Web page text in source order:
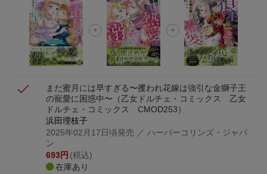
エントリー＆3,000円以上購入で無料データSIM（3GB/月プ
ラン）が当たる！
楽天モバイル紹介キャンペーンの拡散で300円OFFクーポン
進呈
まだ蜜月には早すぎる〜攫われ花嫁は強引な金獅子王
の寵愛に困惑中〜 （乙女ドルチェ・コミックス 乙女
ドルチェ・コミックス CMOD253）
浜田理枝子
2025年02月17日頃発売 ／ ハーパーコリンズ・ジャパ
ン
693円 (税込)
在庫あり